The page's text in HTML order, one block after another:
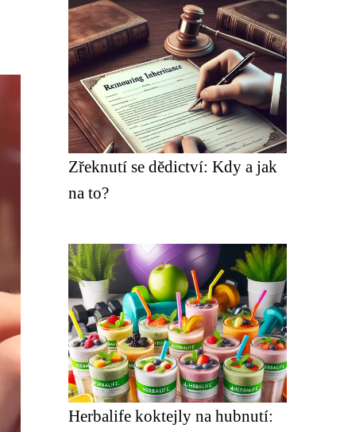
Zřeknutí se dědictví: Kdy a jak
na to?
Herbalife koktejly na hubnutí: